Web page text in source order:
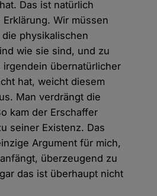
Das ist natürlich
Wir müssen
physikalischen
wie sie sind, und zu
irgendein übernatürlicher
hat, weicht diesem
Man verdrängt die
kam der Erschaffer
seiner Existenz. Das
Argument für mich,
überzeugend zu
das ist überhaupt nicht